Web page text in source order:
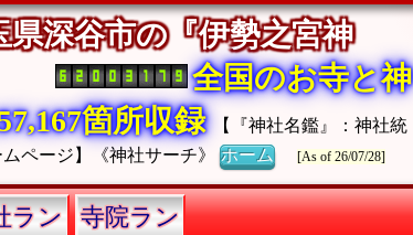
県深谷市の『伊勢之宮神
全国のお寺と神
箇所収録
【『神社名鑑』：神社統
ムページ】《神社サーチ》ホーム [As of 26/07/28]
ラン
寺院ラン